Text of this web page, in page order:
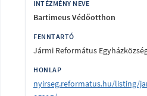
Bartimeus Védőotthon
Jármi Református
nyirseg.reformatus.hu/listing/